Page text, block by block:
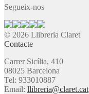
Segueix-nos
© 2026 Llibreria Claret
Contacte
Carrer Sicília, 410
08025 Barcelona
Tel: 933010887
Email: llibreria@claret.cat